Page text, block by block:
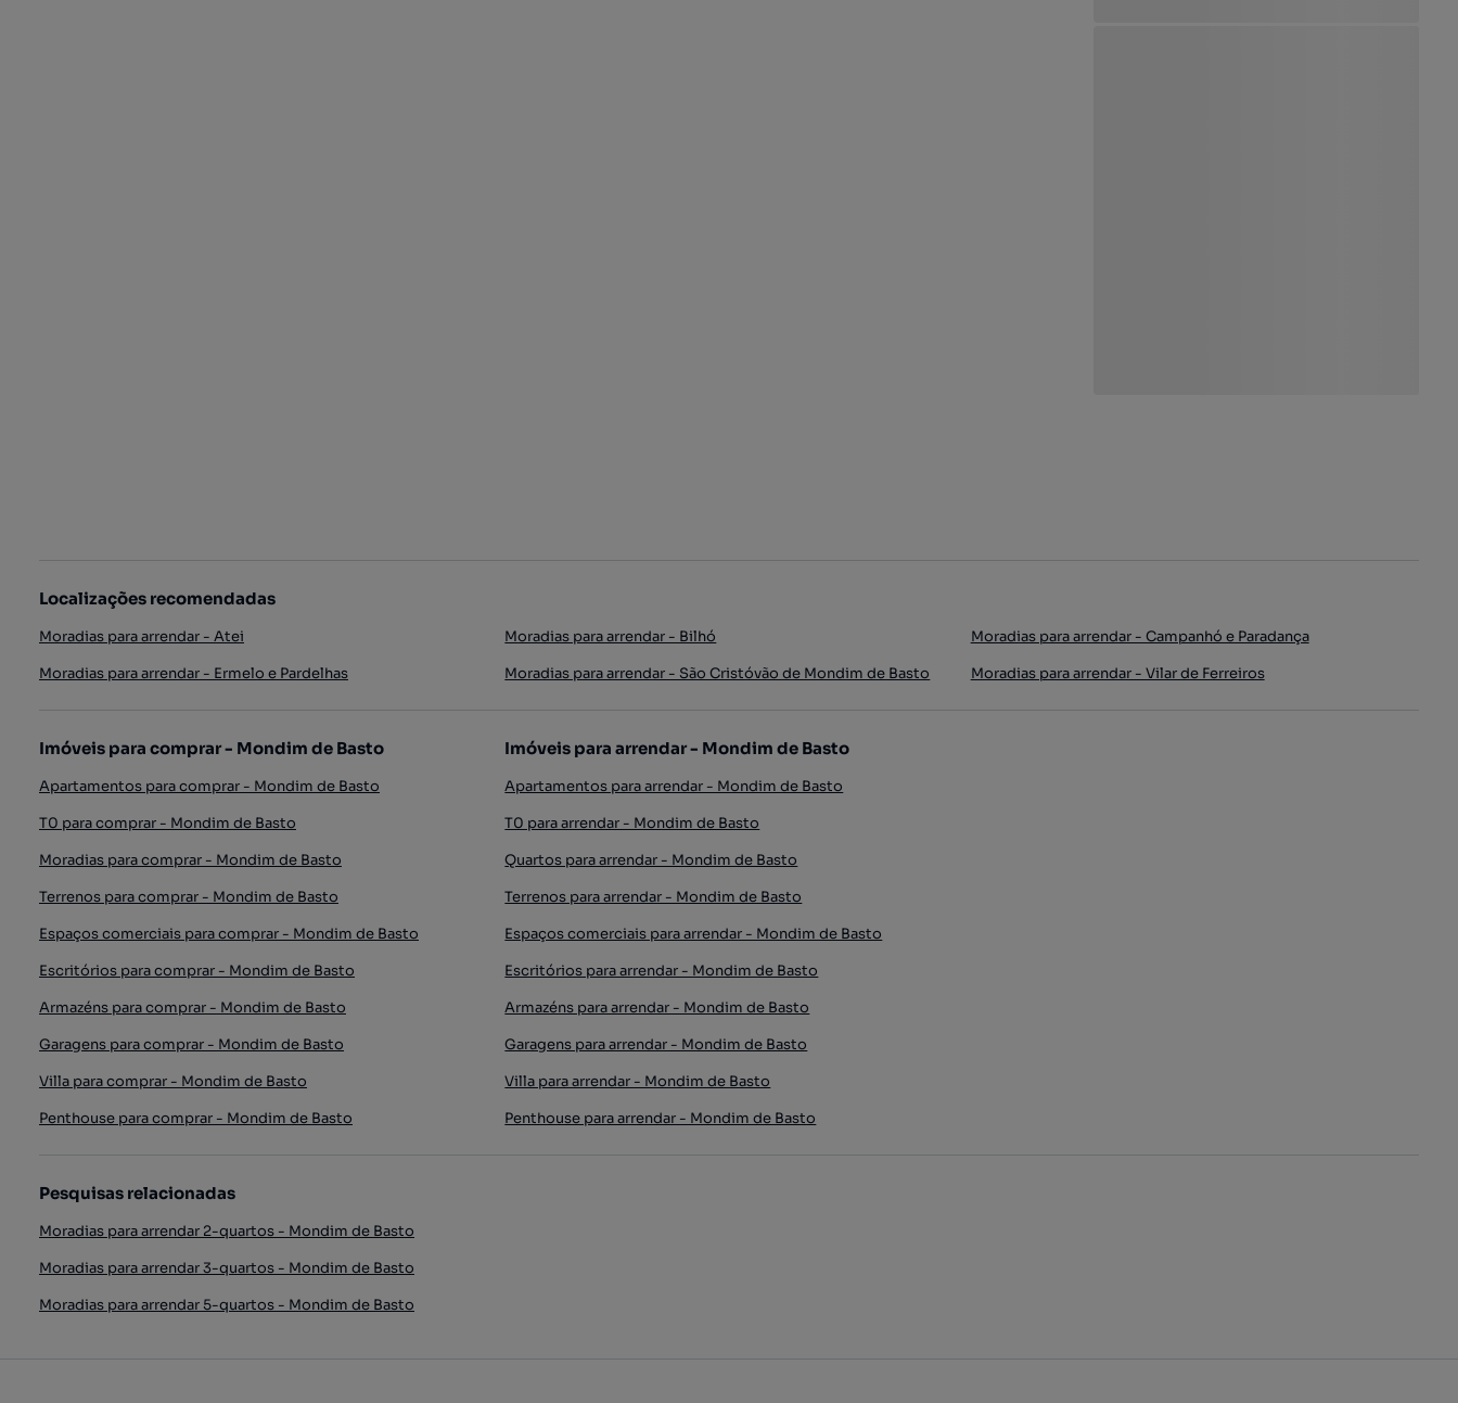
Localizações recomendadas
Moradias para arrendar - Atei Moradias para arrendar - Bilhó
Moradias para arrendar - Campanhó e Paradança
Moradias para arrendar - Ermelo e Pardelhas
Moradias para arrendar - São Cristóvão de Mondim de Basto Moradias para arrendar - Vilar de Ferreiros
Imóveis para comprar - Mondim de Basto
Apartamentos para comprar - Mondim de Basto
T0 para comprar - Mondim de Basto
Moradias para comprar - Mondim de Basto
Terrenos para comprar - Mondim de Basto
Espaços comerciais para comprar - Mondim de Basto
Escritórios para comprar - Mondim de Basto
Armazéns para comprar - Mondim de Basto
Garagens para comprar - Mondim de Basto
Villa para comprar - Mondim de Basto
Penthouse para comprar - Mondim de Basto
Imóveis para arrendar - Mondim de Basto
Apartamentos para arrendar - Mondim de Basto
T0 para arrendar - Mondim de Basto
Quartos para arrendar - Mondim de Basto
Terrenos para arrendar - Mondim de Basto
Espaços comerciais para arrendar - Mondim de Basto
Escritórios para arrendar - Mondim de Basto
Armazéns para arrendar - Mondim de Basto
Garagens para arrendar - Mondim de Basto
Villa para arrendar - Mondim de Basto
Penthouse para arrendar - Mondim de Basto
Pesquisas relacionadas
Moradias para arrendar 2-quartos - Mondim de Basto
Moradias para arrendar 3-quartos - Mondim de Basto
Moradias para arrendar 5-quartos - Mondim de Basto